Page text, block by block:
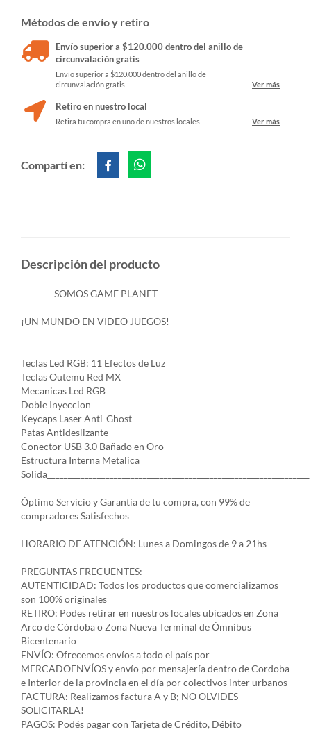
Métodos de envío y retiro
Envío superior a $120.000 dentro del anillo de
circunvalación gratis
Envío superior a $120.000 dentro del anillo de
circunvalación gratis
Ver más
Retiro en nuestro local
Retira tu compra en uno de nuestros locales Ver más
Compartí en:
Descripción del producto
--------- SOMOS GAME PLANET ---------
¡UN MUNDO EN VIDEO JUEGOS!
Teclas Led RGB: 11 Efectos de Luz
Teclas Outemu Red MX
Mecanicas Led RGB
Doble Inyeccion
Keycaps Laser Anti-Ghost
Patas Antideslizante
Conector USB 3.0 Bañado en Oro
Estructura Interna Metalica
Solida_______________________________________________________________
Óptimo Servicio y Garantía de tu compra, con 99% de
compradores Satisfechos
HORARIO DE ATENCIÓN: Lunes a Domingos de 9 a 21hs
PREGUNTAS FRECUENTES:
AUTENTICIDAD: Todos los productos que comercializamos
son 100% originales
RETIRO: Podes retirar en nuestros locales ubicados en Zona
Arco de Córdoba o Zona Nueva Terminal de Ómnibus
Bicentenario
ENVÍO: Ofrecemos envíos a todo el país por
MERCADOENVÍOS y envío por mensajería dentro de Cordoba
e Interior de la provincia en el día por colectivos inter urbanos
FACTURA: Realizamos factura A y B; NO OLVIDES
SOLICITARLA!
PAGOS: Podés pagar con Tarjeta de Crédito, Débito